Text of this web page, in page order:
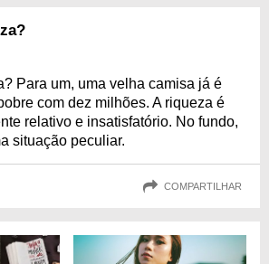
Para um, uma velha camisa já é
com dez milhões. A riqueza é
relativo e insatisfatório. No fundo,
situação peculiar.
COMPARTILHAR